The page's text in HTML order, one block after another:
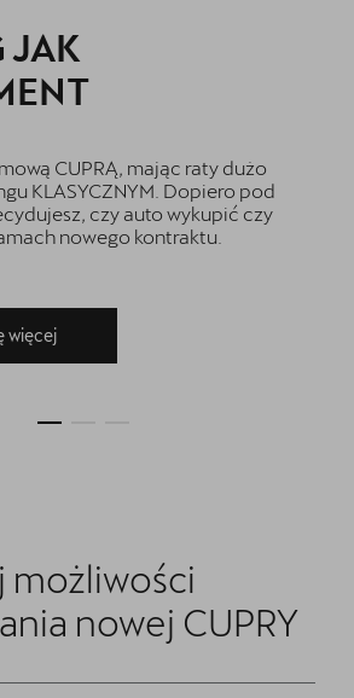
JAK
CUPRĄ, mając raty dużo
KLASYCZNYM. Dopiero pod
czy auto wykupić czy
nowego kontraktu.
więcej
możliwości
nowej CUPRY